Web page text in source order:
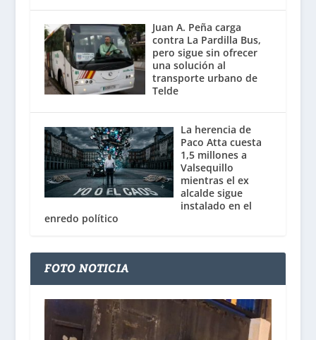
Juan A. Peña carga
contra La Pardilla Bus,
pero sigue sin ofrecer
una solución al
transporte urbano de
Telde
La herencia de
Paco Atta cuesta
1,5 millones a
Valsequillo
mientras el ex
alcalde sigue
instalado en el
enredo político
FOTO NOTICIA